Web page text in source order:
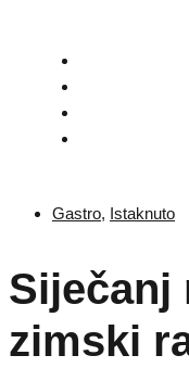
Gastro, Istaknuto
Siječanj
zimski